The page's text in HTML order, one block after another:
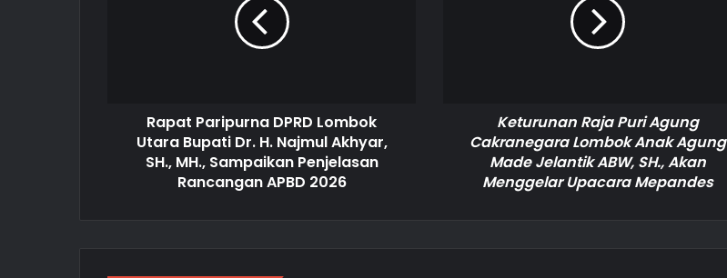
Rapat Paripurna DPRD Lombok
Utara Bupati Dr. H. Najmul Akhyar,
SH., MH., Sampaikan Penjelasan
Rancangan APBD 2026
Keturunan Raja Puri Agung
Cakranegara Lombok Anak Agung
Made Jelantik ABW, SH., Akan
Menggelar Upacara Mepandes